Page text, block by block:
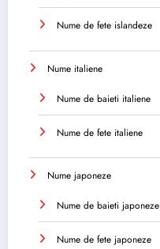
Nume de fete islandeze
Nume italiene
Nume de baieti italiene
Nume de fete italiene
Nume japoneze
Nume de baieti japoneze
Nume de fete japoneze